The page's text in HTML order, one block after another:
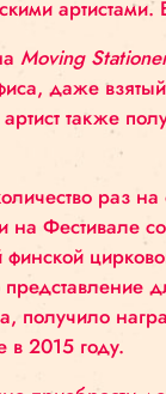
также
и
в
Монктона
За нее